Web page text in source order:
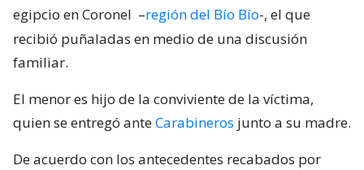
egipcio en Coronel –región del Bío Bío-, el que
recibió puñaladas en medio de una discusión
familiar.
El menor es hijo de la conviviente de la víctima,
quien se entregó anteCarabineros junto a su madre.
De acuerdo con los antecedentes recabados por